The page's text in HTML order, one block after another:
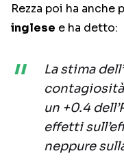
Rezza poi ha
inglese e ha detto:
La stima
un +0.4
effetti
neppure